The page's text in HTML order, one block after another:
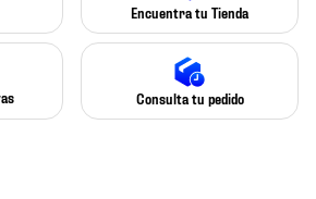
Encuentra tu Tienda
Consulta tu pedido